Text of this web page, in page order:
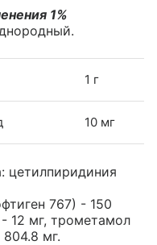
1%
1 г
10 мг
цетилпиридиния
767) - 150
12 мг, трометамол
мг.